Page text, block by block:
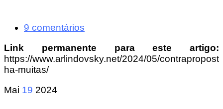
9 comentários
Link permanente para este artigo:
https://www.arlindovsky.net/2024/05/
ha-muitas/
Mai 19 2024